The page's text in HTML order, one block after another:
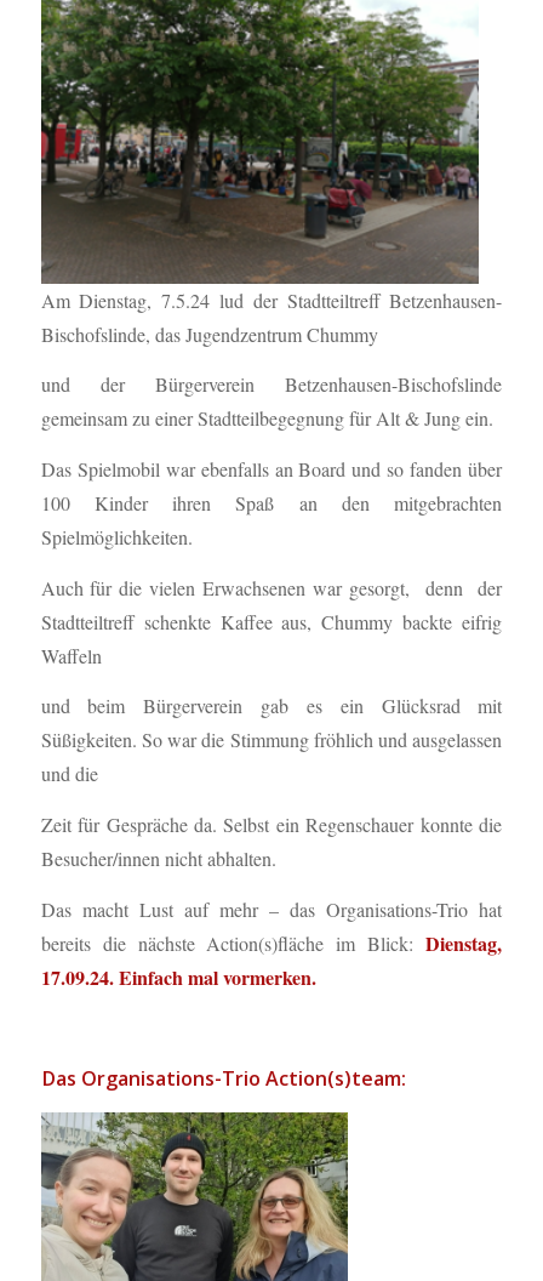
Am Dienstag, 7.5.24 lud der Stadtteiltreff Betzenhausen-
Bischofslinde, das Jugendzentrum Chummy
und der Bürgerverein Betzenhausen-Bischofslinde
gemeinsam zu einer Stadtteilbegegnung für Alt & Jung ein.
Das Spielmobil war ebenfalls an Board und so fanden über
100 Kinder ihren Spaß an den mitgebrachten
Spielmöglichkeiten.
Auch für die vielen Erwachsenen war gesorgt, dennder
Stadtteiltreff schenkte Kaffee aus, Chummy backte eifrig
Waffeln
und beim Bürgerverein gab es ein Glücksrad mit
Süßigkeiten. So war die Stimmung fröhlich und ausgelassen
und die
Zeit für Gespräche da. Selbst ein Regenschauer konnte die
Besucher/innen nicht abhalten.
Das macht Lust auf mehr – das Organisations-Trio hat
bereits die nächste Action(s)fläche im Blick:Dienstag,
17.09.24.Einfach mal vormerken.
Das Organisations-Trio Action(s)team: